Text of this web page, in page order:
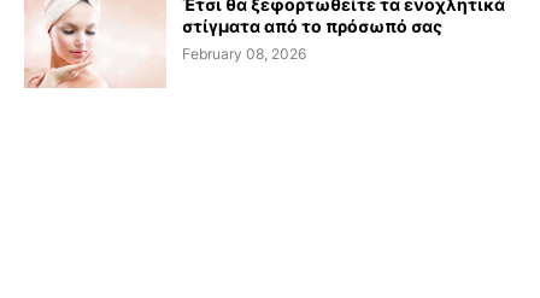
Έτσι θα ξεφορτωθείτε τα ενοχλητικά
στίγματα από το πρόσωπό σας
February 08, 2026